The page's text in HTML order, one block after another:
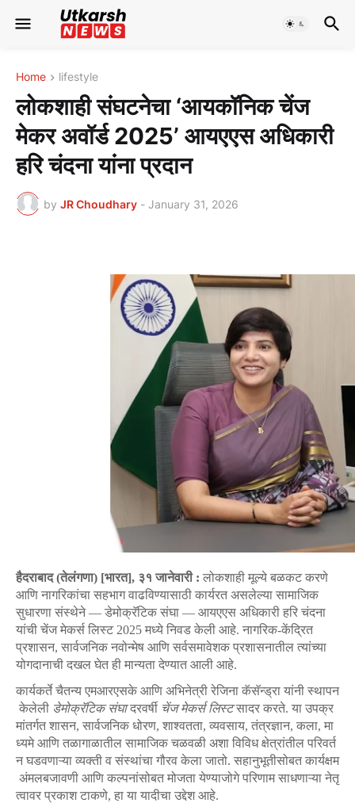
Home lifestyle
लोकशाही संघटनेचा ‘आयकॉनिक चेंज
मेकर अवॉर्ड 2025’ आयएएस अधिकारी
हरि चंदना यांना प्रदान
by JR Choudhary - January 31, 2026
हैदराबाद (तेलंगणा) [भारत], ३१ जानेवारी : लोकशाही मूल्ये बळकट करणे
आणि नागरिकांचा सहभाग वाढविण्यासाठी कार्यरत असलेल्या सामाजिक
सुधारणा संस्थेने — डेमोक्रॅटिक संघा — आयएएस अधिकारी हरि चंदना
यांची चेंज मेकर्स लिस्ट 2025 मध्ये निवड केली आहे. नागरिक-केंद्रित
प्रशासन, सार्वजनिक नवोन्मेष आणि सर्वसमावेशक प्रशासनातील त्यांच्या
योगदानाची दखल घेत ही मान्यता देण्यात आली आहे.
कार्यकर्ते चैतन्य एमआरएसके आणि अभिनेत्री रेजिना कॅसॅन्ड्रा यांनी स्थापन
केलेली डेमोक्रॅटिक संघा दरवर्षी चेंज मेकर्स लिस्ट सादर करते. या उपक्र
मांतर्गत शासन, सार्वजनिक धोरण, शाश्वतता, व्यवसाय, तंत्रज्ञान, कला, मा
ध्यमे आणि तळागाळातील सामाजिक चळवळी अशा विविध क्षेत्रांतील परिवर्त
न घडवणाऱ्या व्यक्ती व संस्थांचा गौरव केला जातो. सहानुभूतीसोबत कार्यक्षम
अंमलबजावणी आणि कल्पनांसोबत मोजता येण्याजोगे परिणाम साधणाऱ्या नेतृ
त्वावर प्रकाश टाकणे, हा या यादीचा उद्देश आहे.